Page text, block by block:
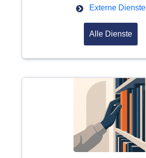
Externe Dienste
Alle Dienste